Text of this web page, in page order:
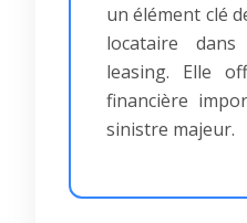
un élément clé
locataire
leasing. Elle
financière
sinistre majeur.